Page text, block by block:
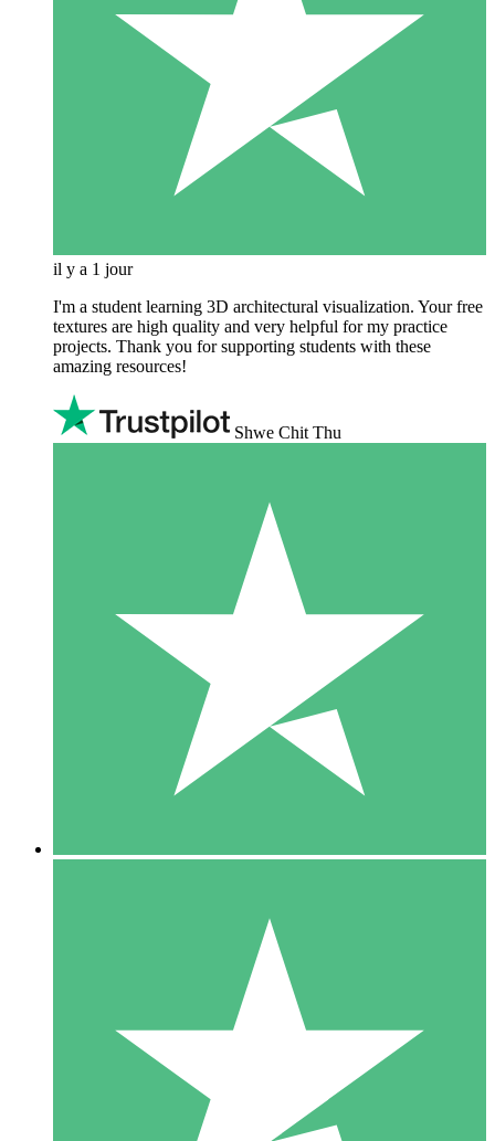
il y a 1 jour
I'm a student learning 3D architectural visualization. Your free
textures are high quality and very helpful for my practice
projects. Thank you for supporting students with these
amazing resources!
Shwe Chit Thu